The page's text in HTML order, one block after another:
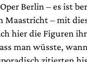
Berlin – es ist
Maastricht – mit
hier die Figuren
man wüsste,